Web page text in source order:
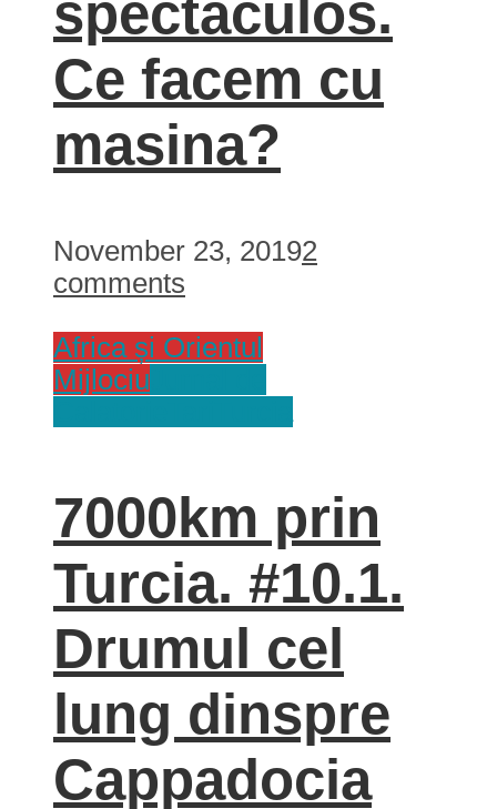
spectaculos.
Ce facem cu
masina?
November 23, 20192
comments
Africa și Orientul
Mijlociu
7000km prin
Turcia. #10.1.
Drumul cel
lung dinspre
Cappadocia